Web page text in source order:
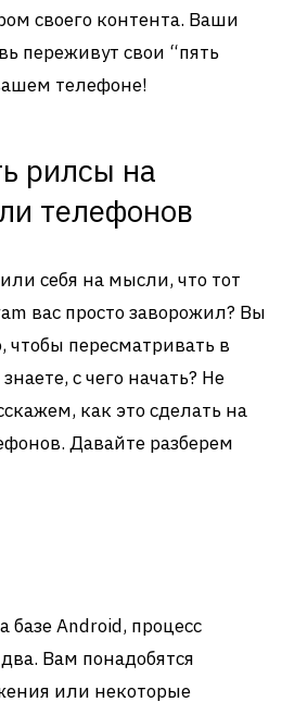
своего контента. Ваши
переживут свои “пять
телефоне!
рилсы на
телефонов
себя на мысли, что тот
вас просто заворожил? Вы
чтобы пересматривать в
с чего начать? Не
как это сделать на
Давайте разберем
базе Android, процесс
Вам понадобятся
или некоторые